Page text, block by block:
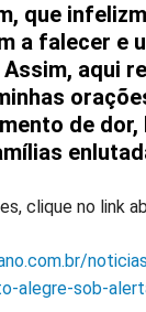
que
a falecer e
aqui
de dor,
clique no link
alegre-sob-